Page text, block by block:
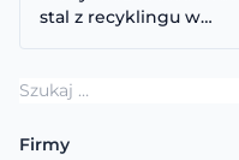
stal z recyklingu w
Szukaj:
Firmy